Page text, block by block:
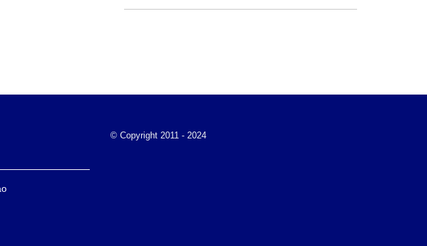
© Copyright 2011 - 2024